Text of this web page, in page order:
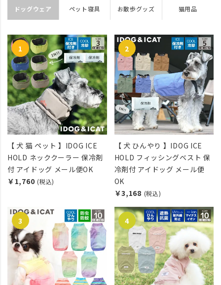
ドッグウェア ペット寝具 お散歩グッズ 猫用品
【 犬 猫 ペット 】IDOG ICE
HOLD ネッククーラー 保冷剤
付 アイドッグ メール便OK
￥1,760 (税込)
【 犬 ひんやり 】IDOG ICE
HOLD フィッシングベスト 保
冷剤付 アイドッグ メール便
OK
￥3,168 (税込)